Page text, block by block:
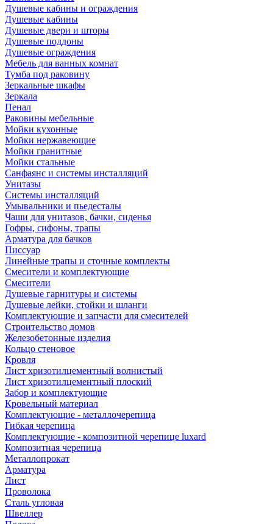
Душевые кабины и ограждения
Душевые кабины
Душевые двери и шторы
Душевые поддоны
Душевые ограждения
Мебель для ванных комнат
Тумба под раковину
Зеркальные шкафы
Зеркала
Пенал
Раковины мебельные
Мойки кухонные
Мойки нержавеющие
Мойки гранитные
Мойки стальные
Санфаянс и системы инсталляций
Унитазы
Системы инсталляций
Умывальники и пьедесталы
Чаши для унитазов, бачки, сиденья
Гофры, сифоны, трапы
Арматура для бачков
Писсуар
Линейные трапы и сточные комплекты
Смесители и комплектующие
Смесители
Душевые гарнитуры и системы
Душевые лейки, стойки и шланги
Комплектующие и запчасти для смесителей
Строительство домов
Железобетонные изделия
Кольцо стеновое
Кровля
Лист хризотилцементный волнистый
Лист хризотилцементный плоский
Забор и комплектующие
Кровельный материал
Комплектующие - металлочерепица
Гибкая черепица
Комплектующие - композитной черепице luxard
Композитная черепица
Металлопрокат
Арматура
Лист
Проволока
Сталь угловая
Швеллер